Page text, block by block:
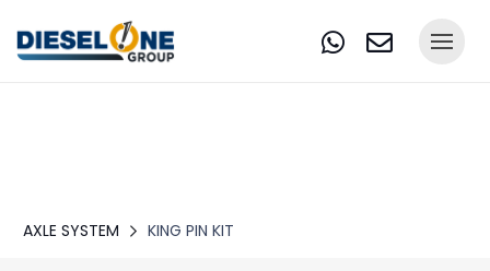
AXLE SYSTEM KING PIN KIT